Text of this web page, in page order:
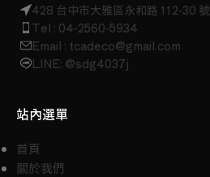
428 台中市大雅區永和路 112-30 號
Tel : 04-2560-5934
Email : tcadeco@gmail.com
LINE: @sdg4037j
站內選單
首頁
關於我們